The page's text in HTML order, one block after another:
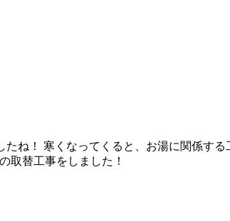
ね！ 寒くなってくると、お湯に関係す
の中にもある浴室水栓の